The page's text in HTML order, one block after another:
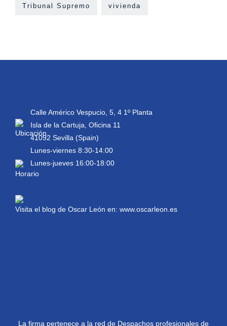
Tribunal Supremo vivienda
Calle Américo Vespucio, 5, 4 1º Planta
Isla de la Cartuja, Oficina 11
41092 Sevilla (Spain)
Lunes-viernes 8:30-14:00
Lunes-jueves 16:00-18:00
Visita el blog de Oscar León en: www.oscarleon.es
La firma pertenece a la red de Despachos profesionales de